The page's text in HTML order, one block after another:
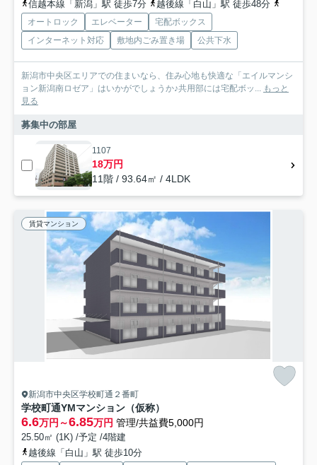
信越本線「新潟」駅 徒歩7分
越後線「白山」駅 徒歩48分
オートロック エレベーター
宅配ボックス
インターネット対応
敷地内ごみ置き場 公共下水
新潟市中央区エリアでの住まいなら、住み心地も快適な「エイルマンシ
ョン新潟南ロゼア」はいかがでしょうか♪共用部には宅配ボッ... もっと
見る
募集中の部屋
1107
18万円
11階 / 93.64㎡ / 4LDK
賃貸マンション
新潟市中央区学校町通２番町
学校町通YMマンション（仮称）
6.6万円～6.85万円 管理/共益費5,000円
25.50㎡ (1K) /予定 /4階建
越後線「白山」駅 徒歩10分